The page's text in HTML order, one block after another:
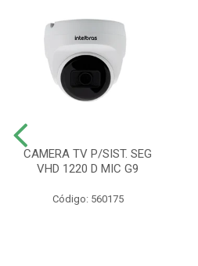
CAMERA TV P/SIST. SEG
VHD 1220 D MIC G9
Código: 560175